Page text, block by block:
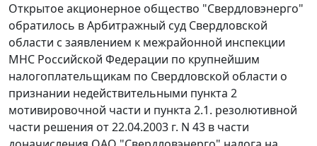
Открытое акционерное общество "Свердловэнерго"
обратилось в Арбитражный суд Свердловской
области с заявлением к межрайонной инспекции
МНС Российской Федерации по крупнейшим
налогоплательщикам по Свердловской области о
признании недействительными пункта 2
мотивировочной части и пункта 2.1. резолютивной
части решения от 22.04.2003 г. N 43 в части